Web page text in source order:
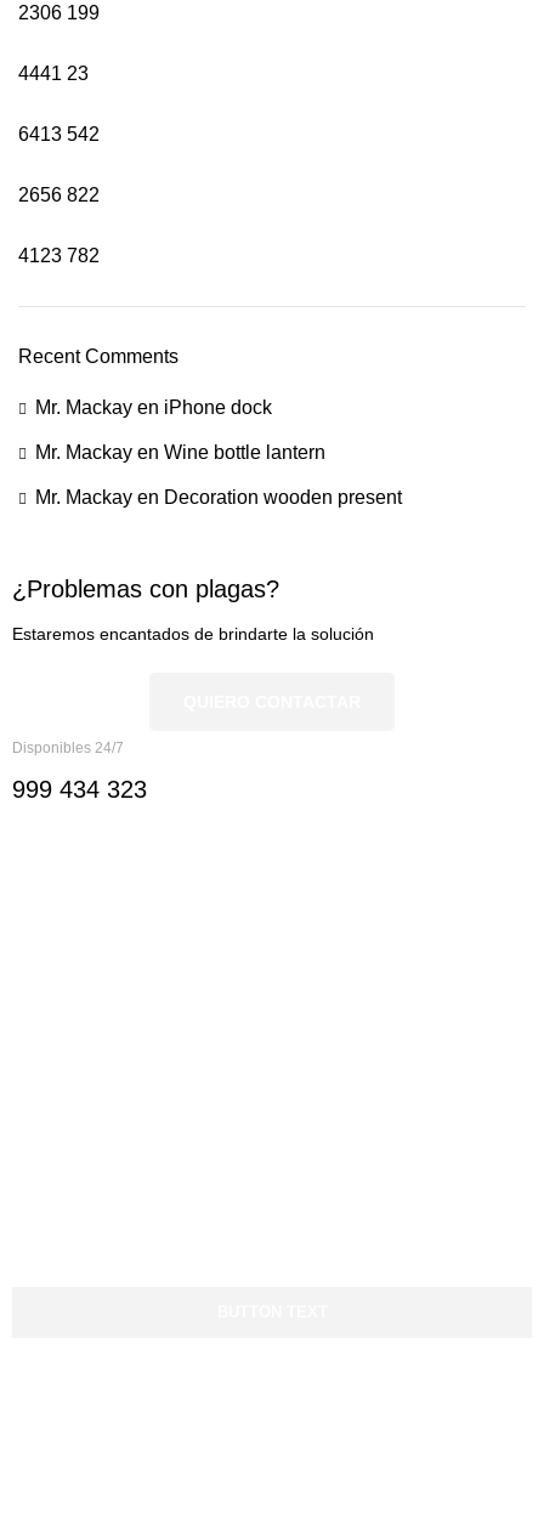
2306 199
4441 23
6413 542
2656 822
4123 782
Recent Comments
Mr. Mackay en iPhone dock
Mr. Mackay en Wine bottle lantern
Mr. Mackay en Decoration wooden present
¿Problemas con plagas?
Estaremos encantados de brindarte la solución
Disponibles 24/7
999 434 323